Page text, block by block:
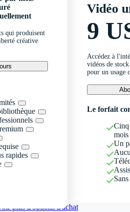
qui produisent
créative
rapides
Vidéo
9
Accédez à
vidéos de
pour un usage
Le forfait
Cinq
mois
Un
plus d'options d'achat